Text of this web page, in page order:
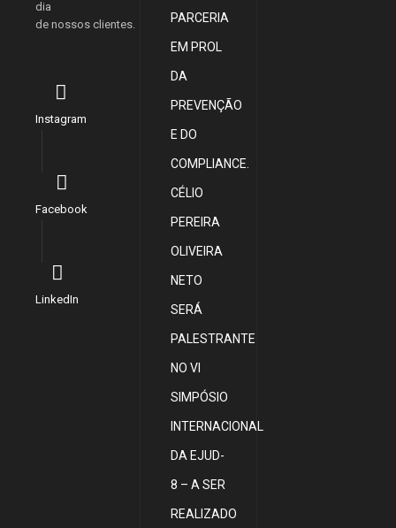
dia
de nossos clientes.
Instagram
Facebook
LinkedIn
PARCERIA
EM PROL
DA
PREVENÇÃO
E DO
COMPLIANCE.
CÉLIO
PEREIRA
OLIVEIRA
NETO
SERÁ
PALESTRANTE
NO VI
SIMPÓSIO
INTERNACIONAL
DA EJUD-
8 – A SER
REALIZADO